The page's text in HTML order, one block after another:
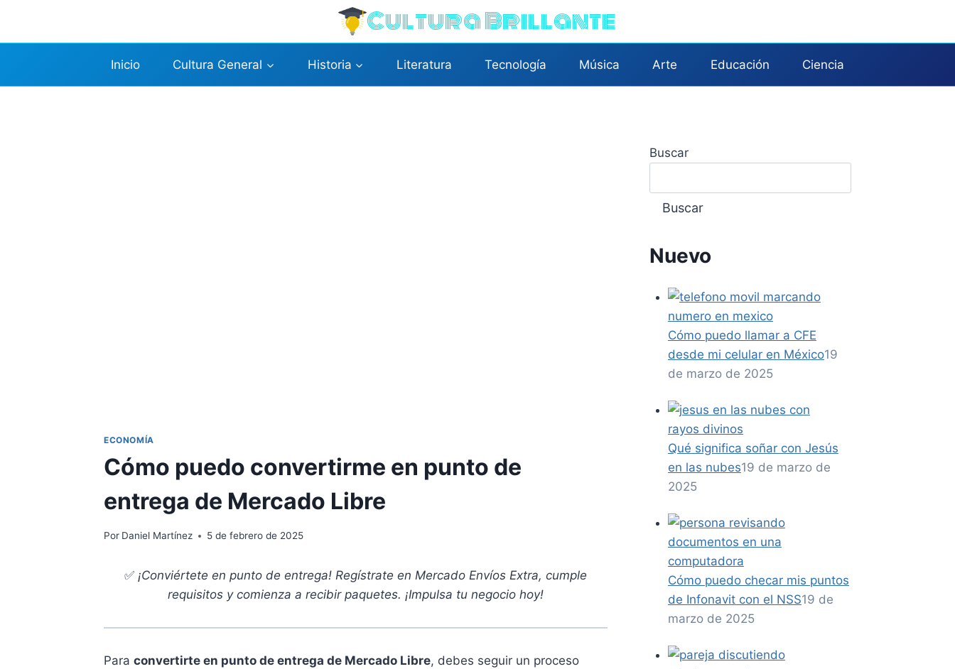
contenido
Cultura Brillante
Inicio Cultura General Historia Literatura Tecnología Música Arte Educación Ciencia
ECONOMÍA
Cómo puedo convertirme en punto de
entrega de Mercado Libre
Por Daniel Martínez 5 de febrero de 2025
✅ ¡Conviértete en punto de entrega! Regístrate en Mercado Envíos Extra, cumple
requisitos y comienza a recibir paquetes. ¡Impulsa tu negocio hoy!
Para convertirte en punto de entrega de Mercado Libre, debes seguir un proceso
Buscar
Buscar
Nuevo
Cómo puedo llamar a CFE
desde mi celular en México19
de marzo de 2025
Qué significa soñar con Jesús
en las nubes19 de marzo de
2025
Cómo puedo checar mis puntos
de Infonavit con el NSS19 de
marzo de 2025